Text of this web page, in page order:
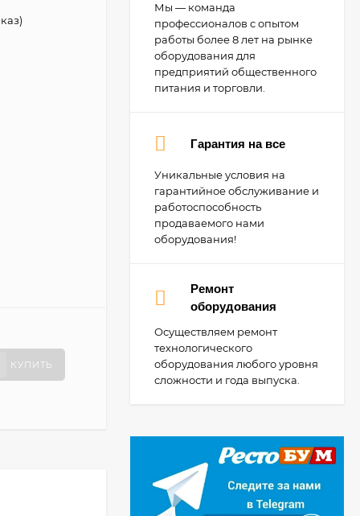
КУПИТЬ
Мы — команда
профессионалов с опытом
работы более 8 лет на рынке
оборудования для
предприятий общественного
питания и торговли.
Гарантия на все
Уникальные условия на
гарантийное обслуживание и
работоспособность
продаваемого нами
оборудования!
Ремонт
оборудования
Осуществляем ремонт
технологического
оборудования любого уровня
сложности и года выпуска.
Пароконвектомат
299 990₽
Шкаф шоковой
заморозки Apach